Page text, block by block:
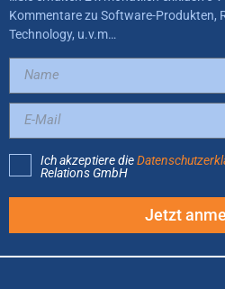
Kommentare zu Software-Produkten,
Technology, u.v.m…
Ich akzeptiere die
Relations GmbH
Jetzt